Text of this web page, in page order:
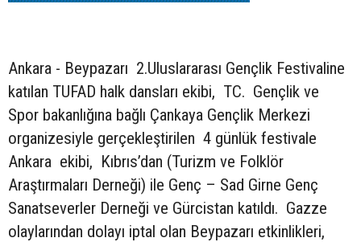
Ankara - Beypazarı 2.Uluslararası Gençlik Festivaline
katılan TUFAD halk dansları ekibi, TC. Gençlik ve
Spor bakanlığına bağlı Çankaya Gençlik Merkezi
organizesiyle gerçekleştirilen 4 günlük festivale
Ankara ekibi, Kıbrıs’dan (Turizm ve Folklör
Araştırmaları Derneği) ile Genç – Sad Girne Genç
Sanatseverler Derneği ve Gürcistan katıldı. Gazze
olaylarından dolayı iptal olan Beypazarı etkinlikleri,